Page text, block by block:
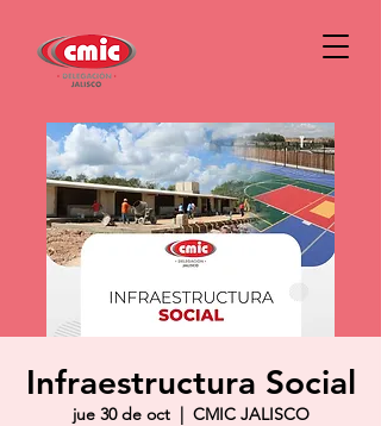
Infraestructura Social
jue 30 de oct
  |
CMIC JALISCO